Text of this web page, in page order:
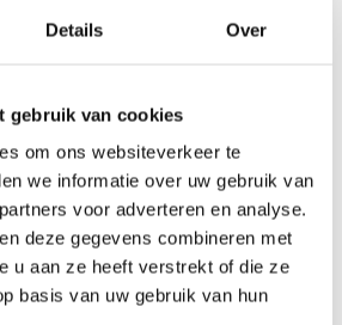
Details Over
gebruik van cookies
om ons websiteverkeer te
we informatie over uw gebruik van
voor adverteren en analyse.
deze gegevens combineren met
u aan ze heeft verstrekt of die ze
basis van uw gebruik van hun
deze onderzoeken worden
in actuele
patiënt direct inzicht in
praktijk beoordelen.
staan bij ons voorop.
de ervaringen van onze